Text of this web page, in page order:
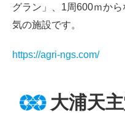
グラン」、1周600ｍか
気の施設です。
https://agri-ngs.com/
大浦天